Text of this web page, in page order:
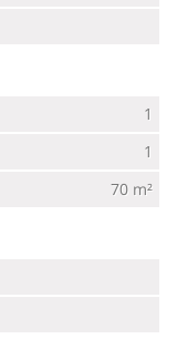
1
1
70 m²